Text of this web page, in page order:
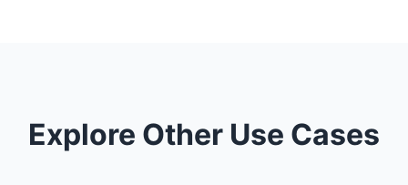
Explore Other Use Cases